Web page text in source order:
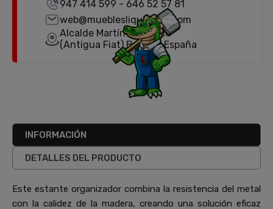
947 414 599 - 646 52 57 81
web@mueblesliquidator.com
Alcalde Martín Cobos, 18
(Antigua Fiat) Burgos, España
INFORMACIÓN
DETALLES DEL PRODUCTO
Este estante organizador combina la resistencia del metal
con la calidez de la madera, creando una solución eficaz